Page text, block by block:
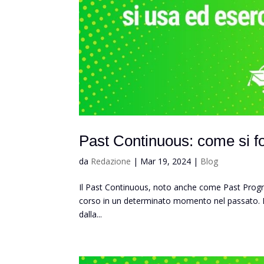
Past Continuous: come si
da Redazione | Mar 19, 2024 | Blog
Il Past Continuous, noto anche come Past
corso in un determinato momento nel passato.
dalla...
Iscriviti
le